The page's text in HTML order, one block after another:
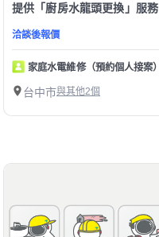
提供「廚房水龍頭更換」服務
洽談後報價
家庭水電維修（預約個人接案）
台中市與其他2個